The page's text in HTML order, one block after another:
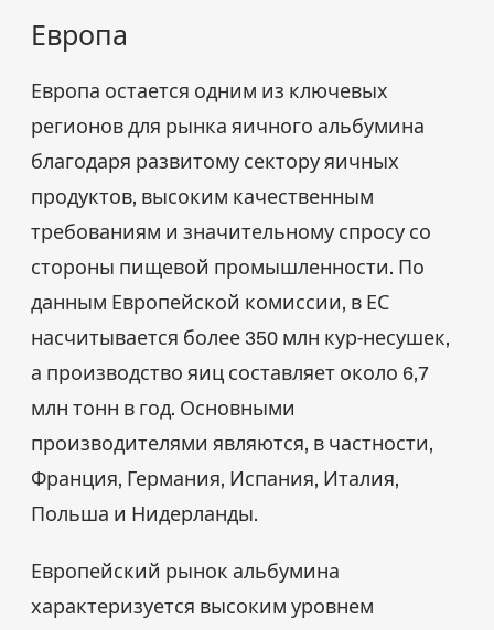
Европа
Европа остается одним из ключевых
регионов для рынка яичного альбумина
благодаря развитому сектору яичных
продуктов, высоким качественным
требованиям и значительному спросу со
стороны пищевой промышленности. По
данным Европейской комиссии, в ЕС
насчитывается более 350 млн кур-несушек,
а производство яиц составляет около 6,7
млн тонн в год. Основными
производителями являются, в частности,
Франция, Германия, Испания, Италия,
Польша и Нидерланды.
Европейский рынок альбумина
характеризуется высоким уровнем